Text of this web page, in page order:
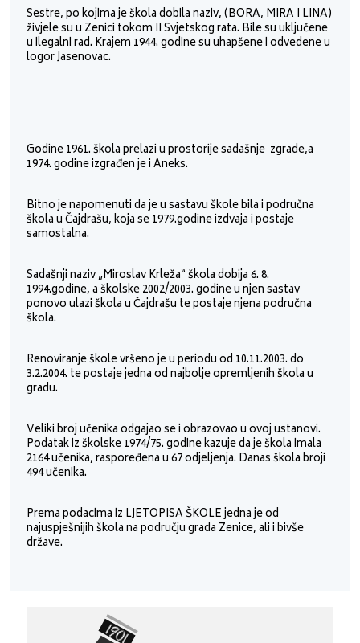
Sestre, po kojima je škola dobila naziv, (BORA, MIRA I LINA)
živjele su u Zenici tokom II Svjetskog rata. Bile su uključene
u ilegalni rad. Krajem 1944. godine su uhapšene i odvedene u
logor Jasenovac.
Godine 1961. škola prelazi u prostorije sadašnje zgrade,a
1974. godine izgrađen je i Aneks.
Bitno je napomenuti da je u sastavu škole bila i područna
škola u Čajdrašu, koja se 1979.godine izdvaja i postaje
samostalna.
Sadašnji naziv „Miroslav Krleža“ škola dobija 6. 8.
1994.godine, a školske 2002/2003. godine u njen sastav
ponovo ulazi škola u Čajdrašu te postaje njena područna
škola.
Renoviranje škole vršeno je u periodu od 10.11.2003. do
3.2.2004. te postaje jedna od najbolje opremljenih škola u
gradu.
Veliki broj učenika odgajao se i obrazovao u ovoj ustanovi.
Podatak iz školske 1974/75. godine kazuje da je škola imala
2164 učenika, raspoređena u 67 odjeljenja. Danas škola broji
494 učenika.
Prema podacima iz LJETOPISA ŠKOLE jedna je od
najuspješnijih škola na području grada Zenice, ali i bivše
države.